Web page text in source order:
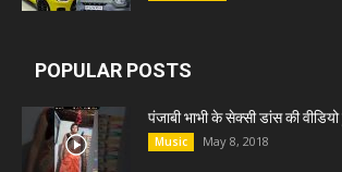
POPULAR POSTS
पंजाबी भाभी के सेक्सी डांस की
Music May 8, 2018